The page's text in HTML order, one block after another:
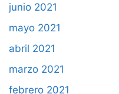
junio 2021
mayo 2021
abril 2021
marzo 2021
febrero 2021